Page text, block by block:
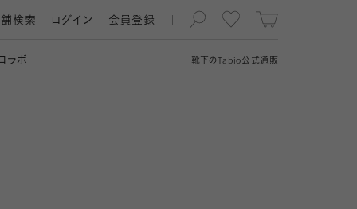
靴下の Tabio公式通販
検索 ログイン 会員登録
ラボ